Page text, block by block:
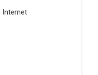
Internet